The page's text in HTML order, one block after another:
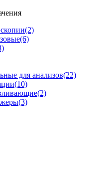
(2)
(6)
для анализов(22)
(10)
(2)
(3)